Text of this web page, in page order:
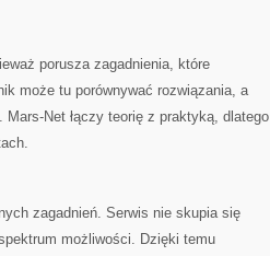
porusza zagadnienia, które
może tu porównywać rozwiązania, a
Net łączy teorię z praktyką, dlatego
zagadnień. Serwis nie skupia się
możliwości. Dzięki temu